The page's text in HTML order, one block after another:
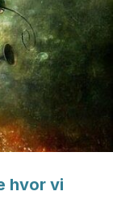
hvor vi